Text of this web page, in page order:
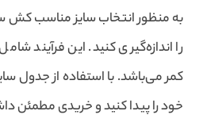
به منظور انتخاب سایز مناسب کش
را اندازه‌گیری کنید. این فرآیند
کمر می‌باشد. با استفاده از جدول
خود را پیدا کنید و خریدی مطمئن